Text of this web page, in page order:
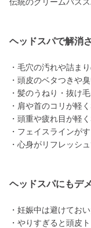
伝統のクリームバス
ヘッドスパで解消
・毛穴の汚れや詰ま
・頭皮のベタつきや
・髪のうねり・抜け
・肩や首のコリが軽
・頭重や疲れ目が軽
・フェイスラインが
・心身がリフレッシ
ヘッドスパにもデ
・妊娠中は避けてお
・やりすぎると頭皮